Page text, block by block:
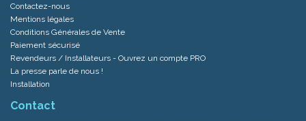
Contactez-nous
Mentions légales
Conditions Générales de Vente
Paiement sécurisé
Revendeurs / Installateurs - Ouvrez un compte PRO
La presse parle de nous !
Installation
Contact